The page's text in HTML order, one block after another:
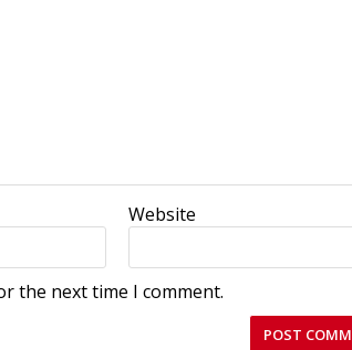
Website
the next time I comment.